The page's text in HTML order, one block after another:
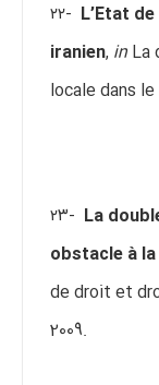
۲۲- L’État
iranien, in La
locale dans le
۲۳- La
obstacle à
de droit et
2009.